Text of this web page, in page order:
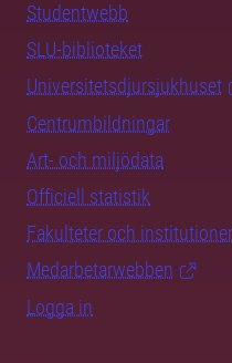
Studentwebb
SLU-biblioteket
Universitetsdjursjukhuset
Centrumbildningar
Art- och miljödata
Officiell statistik
Fakulteter och institutioner
Medarbetarwebben
Logga in